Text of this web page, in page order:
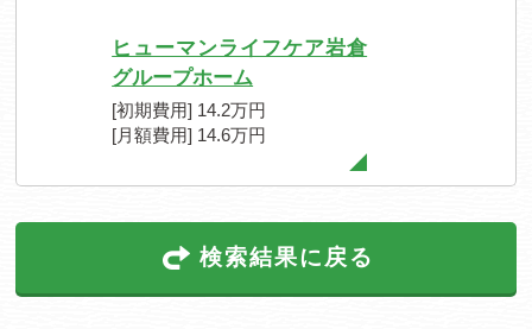
ヒューマンライフケア岩倉
グループホーム
[初期費用] 14.2万円
[月額費用] 14.6万円
検索結果に戻る